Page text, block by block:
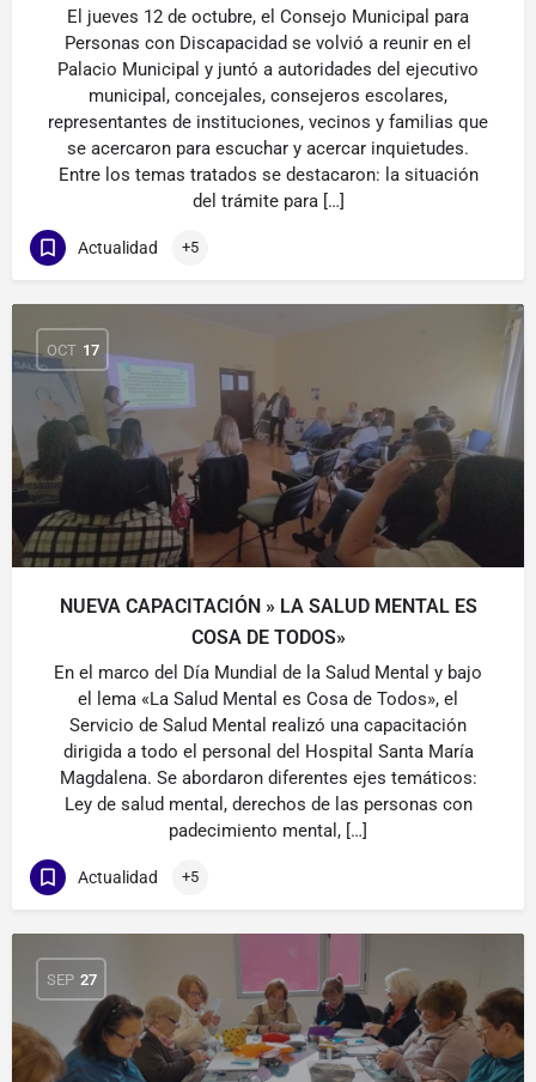
El jueves 12 de octubre, el Consejo Municipal para
Personas con Discapacidad se volvió a reunir en el
Palacio Municipal y juntó a autoridades del ejecutivo
municipal, concejales, consejeros escolares,
representantes de instituciones, vecinos y familias que
se acercaron para escuchar y acercar inquietudes.
Entre los temas tratados se destacaron: la situación
del trámite para […]
Actualidad +5
OCT 17
NUEVA CAPACITACIÓN » LA SALUD MENTAL ES
COSA DE TODOS»
En el marco del Día Mundial de la Salud Mental y bajo
el lema «La Salud Mental es Cosa de Todos», el
Servicio de Salud Mental realizó una capacitación
dirigida a todo el personal del Hospital Santa María
Magdalena. Se abordaron diferentes ejes temáticos:
Ley de salud mental, derechos de las personas con
padecimiento mental, […]
Actualidad +5
SEP 27